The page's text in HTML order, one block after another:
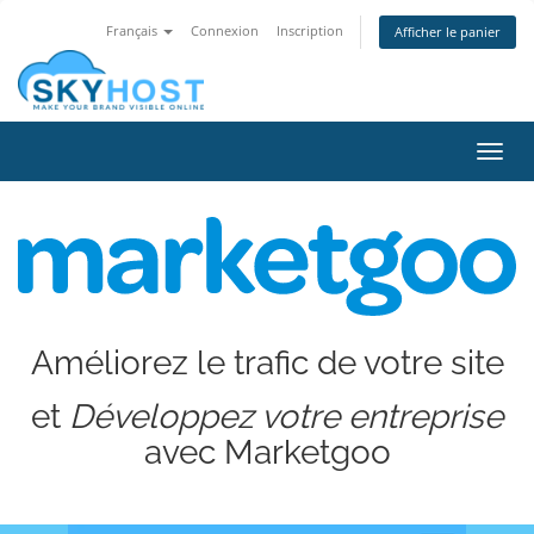
Français Connexion Inscription Afficher le panier
la
Améliorez le trafic de votre site
et Développez votre entreprise
avec Marketgoo